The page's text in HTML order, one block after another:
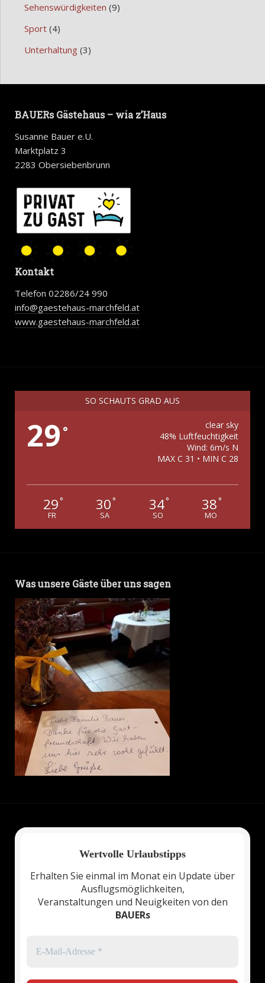
Sehenswürdigkeiten (9)
Sport (4)
Unterhaltung (3)
BAUERs Gästehaus – wia z’Haus
Susanne Bauer e.U.
Marktplatz 3
2283 Obersiebenbrunn
Kontakt
Telefon 02286/24 990
info@gaestehaus-marchfeld.at
www.gaestehaus-marchfeld.at
SO SCHAUTS GRAD AUS
29 °
clear sky
48% Luftfeuchtigkeit
Wind: 6m/s N
MAX C 31 • MIN C 28
29 °
FR
30 °
SA
34°
SO
38 °
MO
Was unsere Gäste über uns sagen
Wertvolle Urlaubstipps
Erhalten Sie einmal im Monat ein Update über
Ausflugsmöglichkeiten,
Veranstaltungen und Neuigkeiten von den
BAUERs